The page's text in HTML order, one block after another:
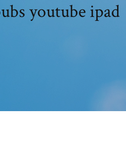
youtube ipad